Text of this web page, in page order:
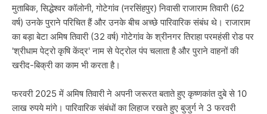
मुताबिक, सिद्धेश्वर कॉलोनी, गोटेगांव (नरसिंहपुर) निवासी राजाराम तिवारी (62
वर्ष) उनके पुराने परिचित हैं और उनके बीच अच्छे पारिवारिक संबंध थे। राजाराम
का बड़ा बेटा अमिष तिवारी (32 वर्ष) गोटेगांव के श्रीनगर तिराहा परमहंसी रोड पर
'श्रीधाम पेट्रो कृषि केंद्र' नाम से पेट्रोल पंप चलाता है और पुराने वाहनों की
खरीद-बिक्री का काम भी करता है।
फरवरी 2025 में अमिष तिवारी ने अपनी जरूरत बताते हुए कृष्णकांत दुबे से 10
लाख रुपये मांगे। पारिवारिक संबंधों का लिहाज रखते हुए बुजुर्ग ने 3 फरवरी